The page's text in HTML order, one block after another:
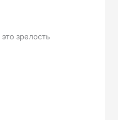
зрелость